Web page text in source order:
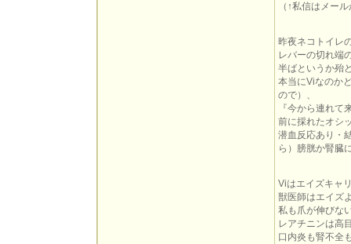
（↑私信はメー
昨夜ネコトイレ
レバーの切れ端
半ばというか殆
本当にViなのか
ので）、
『今から連れ
前に採れたオシ
潜血反応あり・
ら）膀胱か腎臓
Viはエイズキャ
獣医師はエイズ
私も爪が伸びな
レアチニンは高
口内炎も腎不全